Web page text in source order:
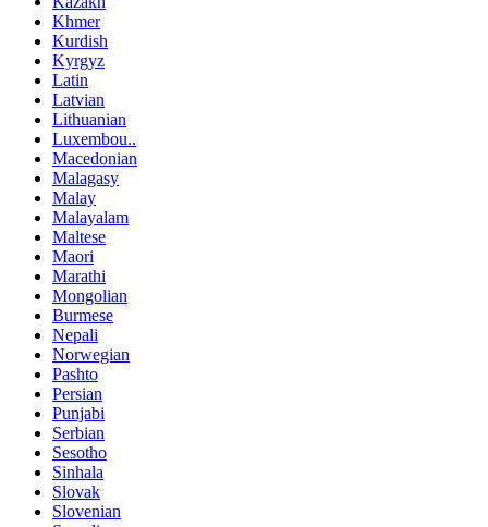
Khmer
Kurdish
Kyrgyz
Latin
Latvian
Lithuanian
Luxembou..
Macedonian
Malagasy
Malay
Malayalam
Maltese
Maori
Marathi
Mongolian
Burmese
Nepali
Norwegian
Pashto
Persian
Punjabi
Serbian
Sesotho
Sinhala
Slovak
Slovenian